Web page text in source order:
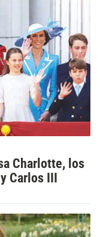
Charlotte, los
Carlos III